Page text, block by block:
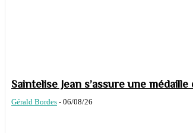
Saintelise Jean s’assure une
Gérald Bordes - 06/08/26